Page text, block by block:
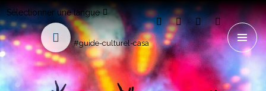
Sélectionner une langue
#guide-culturel-casa